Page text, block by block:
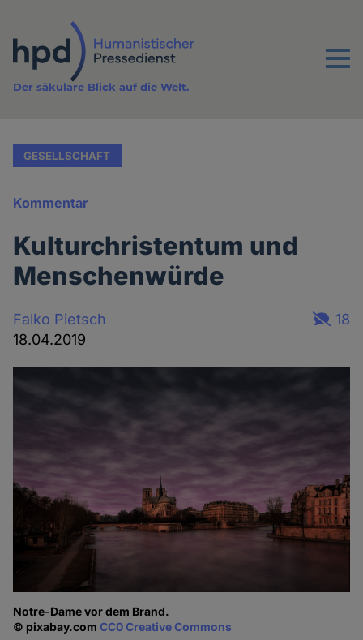
Inhalt
Menu
Der säkulare Blick auf die Welt.
GESELLSCHAFT
Kommentar
Kulturchristentum und
Menschenwürde
Falko Pietsch
18.04.2019
18
Notre-Dame vor dem Brand.
© pixabay.comCC0 Creative Commons